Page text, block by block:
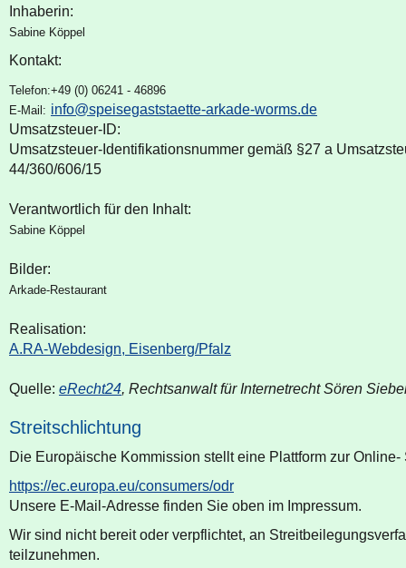
Inhaberin:
Sabine Köppel
Kontakt:
Telefon:+49 (0) 06241 - 46896
E-Mail: info@speisegaststaette-arkade-worms.de
Umsatzsteuer-ID:
Umsatzsteuer-Identifikationsnummer gemäß §27 a
44/360/606/15
Verantwortlich für den Inhalt:
Sabine Köppel
Bilder:
Arkade-Restaurant
Realisation:
A.RA-Webdesign, Eisenberg/Pfalz
Quelle: eRecht24, Rechtsanwalt für Internetrecht Sören
Streitschlichtung
Die Europäische Kommission stellt eine Plattform zur
https://ec.europa.eu/consumers/odr
Unsere E-Mail-Adresse finden Sie oben im Impressum.
Wir sind nicht bereit oder verpflichtet, an
teilzunehmen.